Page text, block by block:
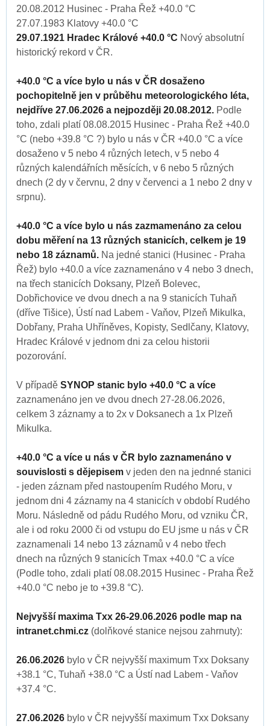
20.08.2012 Husinec - Praha Řež +40.0 °C
27.07.1983 Klatovy +40.0 °C
29.07.1921 Hradec Králové +40.0 °C Nový absolutní
historický rekord v ČR.
+40.0 °C a více bylo u nás v ČR dosaženo
pochopitelně jen v průběhu meteorologického léta,
nejdříve 27.06.2026 a nejpozději 20.08.2012. Podle
toho, zdali platí 08.08.2015 Husinec - Praha Řež +40.0
°C (nebo +39.8 °C ?) bylo u nás v ČR +40.0 °C a více
dosaženo v 5 nebo 4 různých letech, v 5 nebo 4
různých kalendářních měsících, v 6 nebo 5 různých
dnech (2 dy v červnu, 2 dny v červenci a 1 nebo 2 dny v
srpnu).
+40.0 °C a více bylo u nás zazmamenáno za celou
dobu měření na 13 různých stanicích, celkem je 19
nebo 18 záznamů. Na jedné stanici (Husinec - Praha
Řež) bylo +40.0 a více zaznamenáno v 4 nebo 3 dnech,
na třech stanicích Doksany, Plzeň Bolevec,
Dobřichovice ve dvou dnech a na 9 stanicích Tuhaň
(dříve Tišice), Ústí nad Labem - Vaňov, Plzeň Mikulka,
Dobřany, Praha Uhříněves, Kopisty, Sedlčany, Klatovy,
Hradec Králové v jednom dni za celou historii
pozorování.
V případě SYNOP stanic bylo +40.0 °C a více
zaznamenáno jen ve dvou dnech 27-28.06.2026,
celkem 3 záznamy a to 2x v Doksanech a 1x Plzeň
Mikulka.
+40.0 °C a více u nás v ČR bylo zaznamenáno v
souvislosti s dějepisem v jeden den na jednné stanici
- jeden záznam před nastoupením Rudého Moru, v
jednom dni 4 záznamy na 4 stanicích v období Rudého
Moru. Následně od pádu Rudého Moru, od vzniku ČR,
ale i od roku 2000 či od vstupu do EU jsme u nás v ČR
zaznamenali 14 nebo 13 záznamů v 4 nebo třech
dnech na různých 9 stanicích Tmax +40.0 °C a více
(Podle toho, zdali platí 08.08.2015 Husinec - Praha Řež
+40.0 °C nebo je to +39.8 °C).
Nejvyšší maxima Txx 26-29.06.2026 podle map na
intranet.chmi.cz (dolňkové stanice nejsou zahrnuty):
26.06.2026 bylo v ČR nejvyšší maximum Txx Doksany
+38.1 °C, Tuhaň +38.0 °C a Ústí nad Labem - Vaňov
+37.4 °C.
27.06.2026 bylo v ČR nejvyšší maximum Txx Doksany